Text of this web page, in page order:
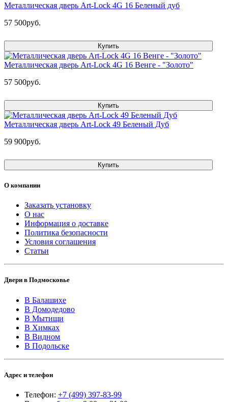
Металлическая дверь Art-Lock 4G 16 Беленый дуб
57 500руб.
Купить
Металлическая дверь Art-Lock 4G 16 Венге - "Золото"
57 500руб.
Купить
Металлическая дверь Art-Lock 49 Беленый Дуб
59 900руб.
Купить
О компании
Заказать установку
О нас
Информация о доставке
Политика безопасности
Условия соглашения
Статьи
Двери в Подмосковье
В Балашихе
В Домодедово
В Мытищи
В Химках
В Видном
В Подольске
Адрес и телефон
Телефон: +7 (499) 397-83-99